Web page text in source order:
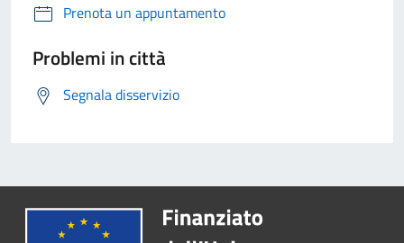
Prenota un appuntamento
Problemi in città
Segnala disservizio